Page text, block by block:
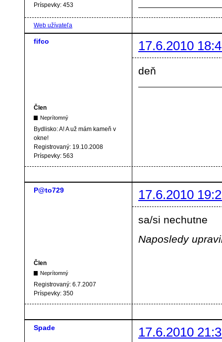
Príspevky: 453
Web užívateľa
fifco 17.6.2010
Člen
Neprítomný
Bydlisko:A! A už mám kameň v
okne!
Registrovaný: 19.10.2008
Príspevky: 563
deň
P@to729 17.6.2010
Člen
Neprítomný
Registrovaný: 6.7.2007
Príspevky: 350
sa/si nechutne
Naposledy
Spade 17.6.2010